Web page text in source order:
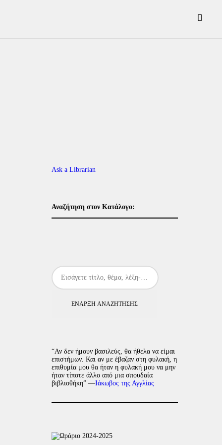
Ask a Librarian
Αναζήτηση στον Κατάλογο:
ΈΝΑΡΞΗ ΑΝΑΖΉΤΗΣΗΣ
“Αν δεν ήμουν βασιλεύς, θα ήθελα να είμαι
επιστήμων. Και αν με έβαζαν στη φυλακή, η
επιθυμία μου θα ήταν η φυλακή μου να μην
ήταν τίποτε άλλο από μια σπουδαία
βιβλιοθήκη” —Ιάκωβος της Αγγλίας